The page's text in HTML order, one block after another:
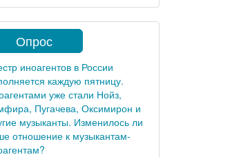
Опрос
иноагентов в России
каждую пятницу.
уже стали Нойз,
Пугачева, Оксимирон и
музыканты. Изменилось ли
отношение к музыкантам-